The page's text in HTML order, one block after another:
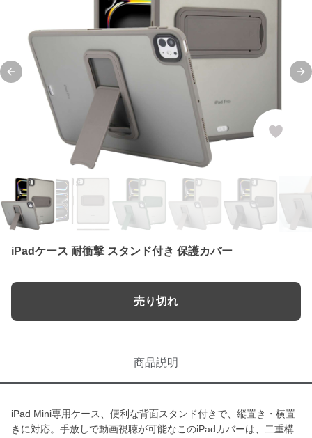
Previous slide
iPadケース 耐衝撃 スタンド付き 保護カバー
売り切れ
商品説明
iPad Mini専用ケース、便利な背面スタンド付きで、縦置き・横置
きに対応。手放しで動画視聴が可能なこのiPadカバーは、二重構